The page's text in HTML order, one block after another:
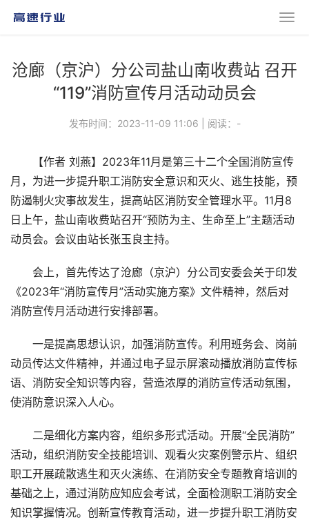
沧廊（京沪）分公司盐山南收费站 召开
“119”消防宣传月活动动员会
发布时间：2023-11-09 11:06 阅读： -
【作者 刘燕】2023年11月是第三十二个全国消防宣传
月，为进一步提升职工消防安全意识和灭火、逃生技能，预
防遏制火灾事故发生，提高站区消防安全管理水平。11月8
日上午，盐山南收费站召开“预防为主、生命至上”主题活动
动员会。会议由站长张玉良主持。
会上，首先传达了沧廊（京沪）分公司安委会关于印发
《2023年“消防宣传月”活动实施方案》文件精神，然后对
消防宣传月活动进行安排部署。
一是提高思想认识，加强消防宣传。利用班务会、岗前
动员传达文件精神，并通过电子显示屏滚动播放消防宣传标
语、消防安全知识等内容，营造浓厚的消防宣传活动氛围，
使消防意识深入人心。
二是细化方案内容，组织多形式活动。开展“全民消防”
活动，组织消防安全技能培训、观看火灾案例警示片、组织
职工开展疏散逃生和灭火演练、在消防安全专题教育培训的
基础之上，通过消防应知应会考试，全面检测职工消防安全
知识掌握情况。创新宣传教育活动，进一步提升职工消防安